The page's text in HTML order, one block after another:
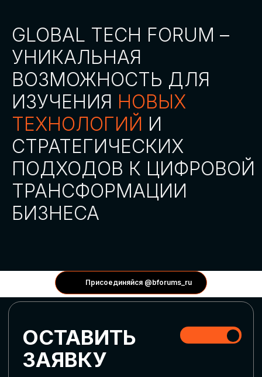
Присоединяйся @bforums_ru
АККРЕДИТАЦИЯ
СМИ
СКАЧАТЬ ПРОГРАММУ
СТАТЬ СПИКЕРОМ
СТАТЬ УЧАСТНИКОМ
ГЛОБАЛЬНАЯ
ЦИФРОВИЗАЦИЯ
актуальных трендов глобальной цифровой
трансформации. Узнаем о новых подходах
массовом использовании ИИ-
инструментов, обеспечении